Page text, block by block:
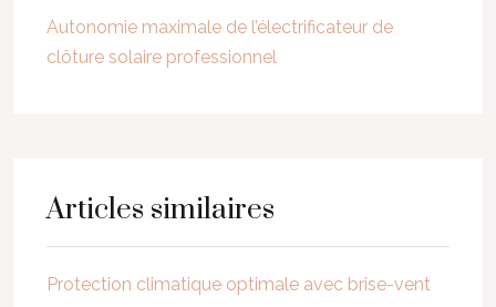
Autonomie maximale de l’électrificateur de
clôture solaire professionnel
Articles similaires
Protection climatique optimale avec brise-vent